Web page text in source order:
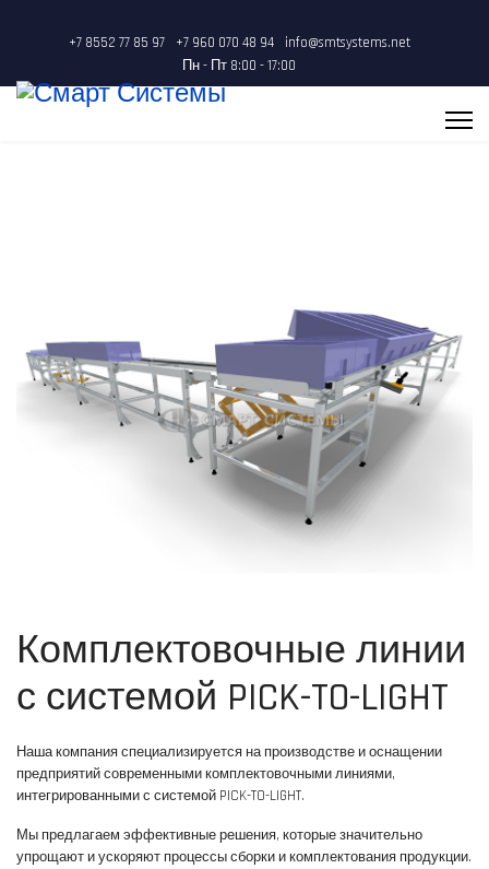
+7 8552 77 85 97 +7 960 070 48 94
info@smtsystems.net
Пн - Пт 8:00 - 17:00
Комплектовочные линии
с системой PICK-TO-LIGHT
Наша компания специализируется на производстве и оснащении
предприятий современными комплектовочными линиями,
интегрированными с системой PICK-TO-LIGHT.
Мы предлагаем эффективные решения, которые значительно
упрощают и ускоряют процессы сборки и комплектования продукции.